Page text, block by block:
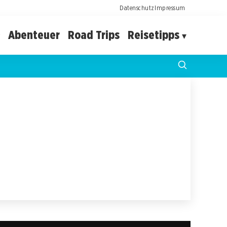
DatenschutzImpressum
Abenteuer Road Trips Reisetipps